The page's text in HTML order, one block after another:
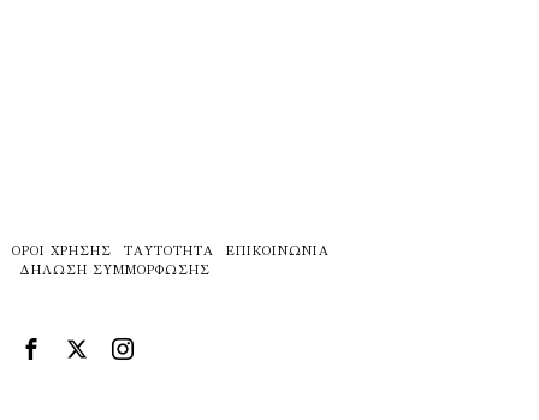
ΌΡΟΙ ΧΡΉΣΗΣ ΤΑΥΤΌΤΗΤΑ
ΕΠΙΚΟΙΝΩΝΊΑ
ΔΉΛΩΣΗ ΣΥΜΜΌΡΦΩΣΗΣ